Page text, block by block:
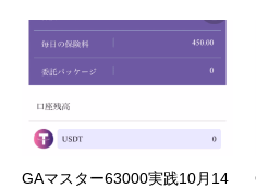
GAマスター63000実践10月14